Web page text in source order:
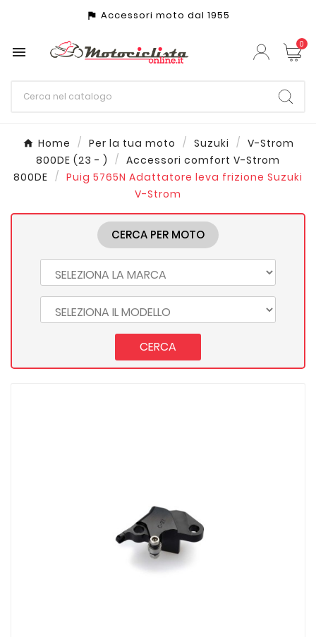
assistant_photo Accessori moto dal 1955
 0
Home Per la tua moto Suzuki
V-Strom
800DE (23 - )
Accessori comfort V-Strom
800DE
Puig 5765N Adattatore leva frizione Suzuki
V-Strom
CERCA PER MOTO
CERCA